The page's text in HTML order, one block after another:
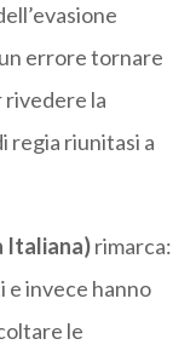
errore tornare
rivedere la
regia riunitasi a
Italiana)rimarca:
e invece hanno
le